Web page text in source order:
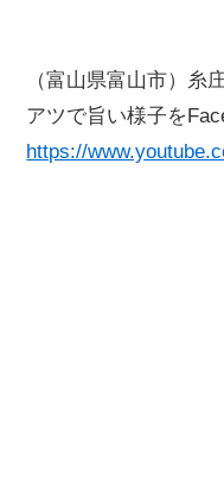
（富山県富山市）糸
アツで旨い様子を
https://